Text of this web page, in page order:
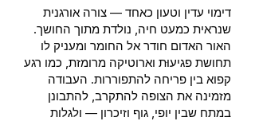
דימוי עדין וטעון כאחד — צורה אורגנית
שנראית כמעט חיה, נולדת מתוך החושך.
האור האדום חודר אל החומר ומעניק לו
תחושת פגיעוּת וארוטיקה מרומזת, כמו רגע
קפוא בין פריחה להתפוררות. העבודה
מזמינה את הצופה להתקרב, להתבונן
במתח שבין יופי, גוף וזיכרון — ולגלות